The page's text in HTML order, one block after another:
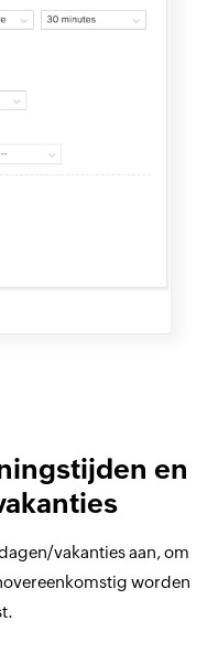
en
vakanties aan, om
worden